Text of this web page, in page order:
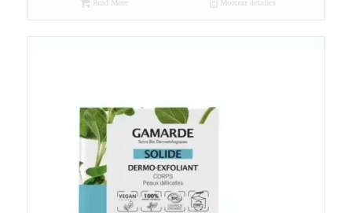
Read More Mostrar detalles